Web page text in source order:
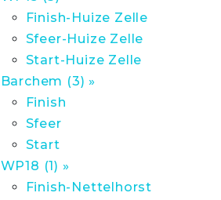
Finish-Huize Zelle
Sfeer-Huize Zelle
Start-Huize Zelle
Barchem (3) »
Finish
Sfeer
Start
WP18 (1) »
Finish-Nettelhorst